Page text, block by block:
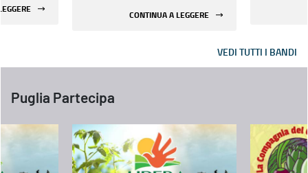
CONTINUA A LEGGERE
ai
delle
VEDI TUTTI I BANDI
Puglia Partecipa